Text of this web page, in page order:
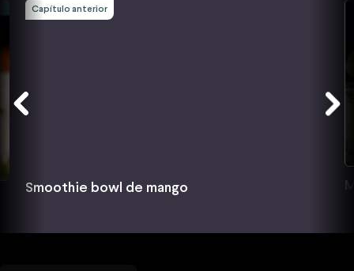
Capítulo anterior
Smoothie bowl de mango